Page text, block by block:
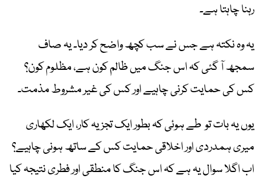
رہنا چاہتا ہے۔
یہ وہ نکتہ ہے جس نے سب کچھ واضح کر دیا۔ یہ صاف
سمجھ آ گئی کہ اس جنگ میں ظالم کون ہے، مظلوم کون؟
کس کی حمایت کرنی چاہیے اور کس کی غیر مشروط مذمت۔
یوں یہ بات تو طے ہوئی کہ بطور ایک تجزیہ کار، ایک لکھاری
میری ہمدردی اور اخلاقی حمایت کس کے ساتھ ہونی چاہیے؟
اب اگلا سوال یہ ہے کہ اس جنگ کا منطقی اور فطری نتیجہ کیا